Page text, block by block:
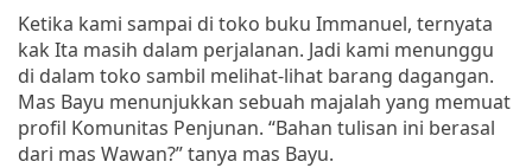
Ketika kami sampai di toko buku Immanuel, ternyata
kak Ita masih dalam perjalanan. Jadi kami menunggu
di dalam toko sambil melihat-lihat barang dagangan.
Mas Bayu menunjukkan sebuah majalah yang memuat
profil Komunitas Penjunan. “Bahan tulisan ini berasal
dari mas Wawan?” tanya mas Bayu.